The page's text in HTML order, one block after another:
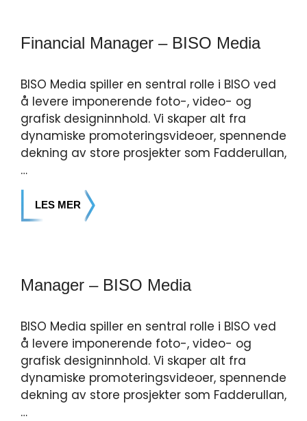
Financial Manager – BISO Media
BISO Media spiller en sentral rolle i BISO ved
å levere imponerende foto-, video- og
grafisk designinnhold. Vi skaper alt fra
dynamiske promoteringsvideoer, spennende
dekning av store prosjekter som Fadderullan,
…
LES MER
Manager – BISO Media
BISO Media spiller en sentral rolle i BISO ved
å levere imponerende foto-, video- og
grafisk designinnhold. Vi skaper alt fra
dynamiske promoteringsvideoer, spennende
dekning av store prosjekter som Fadderullan,
…